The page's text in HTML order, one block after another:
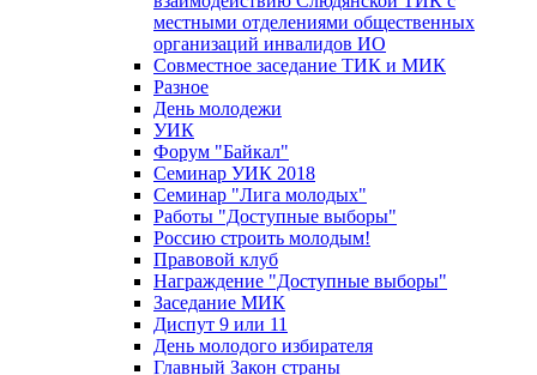
местными отделениями общественных
организаций инвалидов ИО
Совместное заседание ТИК и МИК
Разное
День молодежи
УИК
Форум "Байкал"
Семинар УИК 2018
Семинар "Лига молодых"
Работы "Доступные выборы"
Россию строить молодым!
Правовой клуб
Награждение "Доступные выборы"
Заседание МИК
Диспут 9 или 11
День молодого избирателя
Главный Закон страны